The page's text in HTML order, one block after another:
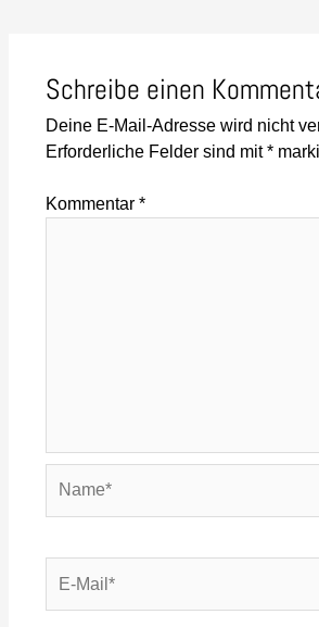
Schreibe einen
Deine E-Mail-Adresse wird nicht
Erforderliche Felder sind mit*
Kommentar *